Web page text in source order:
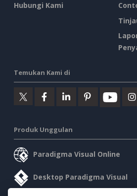
Hubungi Kami
Temukan Kami di
Produk Unggulan
Paradigma Visual Online
Desktop Paradigma Visual